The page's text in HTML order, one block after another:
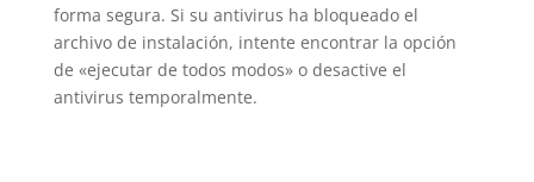
forma segura. Si su antivirus ha bloqueado el
archivo de instalación, intente encontrar la opción
de «ejecutar de todos modos» o desactive el
antivirus temporalmente.